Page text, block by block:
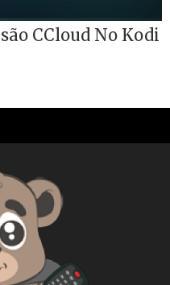
CCloud No Kodi